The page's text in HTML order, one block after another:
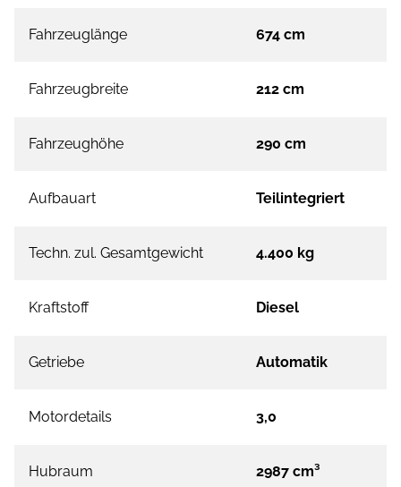
Fahrzeuglänge 674 cm
Fahrzeugbreite 212 cm
Fahrzeughöhe 290 cm
Aufbauart Teilintegriert
Techn. zul. Gesamtgewicht 4.400 kg
Kraftstoff Diesel
Getriebe Automatik
Motordetails 3,0
Hubraum 2987 cm³